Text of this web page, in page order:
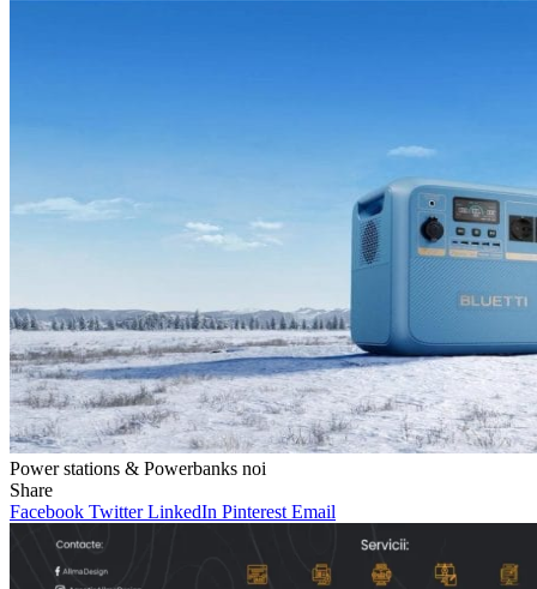
Power stations & Powerbanks noi
Share
Facebook Twitter LinkedIn Pinterest Email